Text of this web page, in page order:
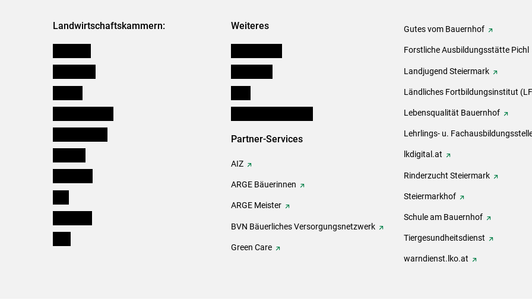
Landwirtschaftskammern: Weiteres
Partner-Services
AIZ
ARGE Bäuerinnen
ARGE Meister
BVN Bäuerliches Versorgungsnetzwerk
Green Care
Gutes vom Bauernhof
Forstliche Ausbildungsstätte Pichl
Landjugend Steiermark
Ländliches Fortbildungsinstitut
Lebensqualität Bauernhof
Lehrlings- u.
lkdigital.at
Rinderzucht Steiermark
Steiermarkhof
Schule am Bauernhof
Tiergesundheitsdienst
warndienst.lko.at